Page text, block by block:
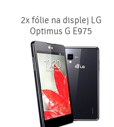
2x fólie na displej LG
Optimus G E975